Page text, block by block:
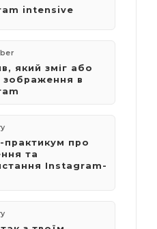
intensive
який зміг або
зображення в
практикум про
та
Instagram-